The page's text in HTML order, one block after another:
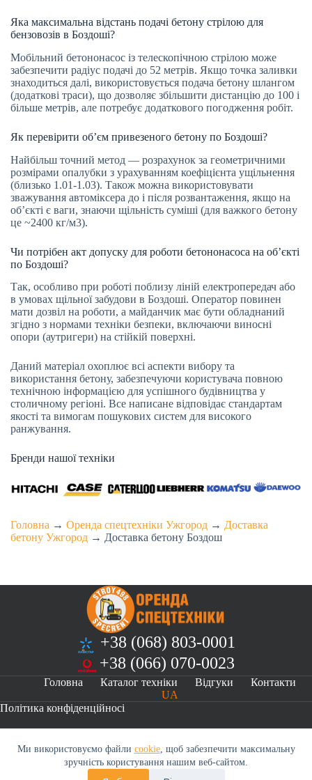
Ми використовуємо файли cookie, щоб забезпечити максимальну
зручність користування нашим веб-сайтом.
Яка максимальна відстань подачі бетону стрілою для
бензовозів в Боздоші?
Мобільний бетононасос із телескопічною стрілою може
забезпечити радіус подачі до 52 метрів. Якщо точка заливки
знаходиться далі, використовується подача бетону шлангом
(додаткові траси), що дозволяє збільшити дистанцію до 100 і
більше метрів, але потребує додаткового погодження робіт.
Як перевірити об’єм привезеного бетону по Боздоші?
Найбільш точний метод — розрахунок за геометричними
розмірами опалубки з урахуванням коефіцієнта ущільнення
(близько 1.01-1.03). Також можна використовувати
зважування автоміксера до і після розвантаження, якщо на
об’єкті є ваги, знаючи щільність суміші (для важкого бетону
це ~2400 кг/м3).
Чи потрібен акт допуску для роботи бетононасоса на об’єкті
по Боздоші?
Так, особливо при роботі поблизу ліній електропередач або
в умовах щільної забудови в Боздоші. Оператор повинен
мати дозвіл на роботи, а майданчик має бути обладнаний
згідно з нормами техніки безпеки, включаючи виносні
опори (аутригери) на стійкій поверхні.
Даний матеріал охоплює всі аспекти вибору та
використання бетону, забезпечуючи користувача повною
технічною інформацією для успішного будівництва у
столичному регіоні. Все написане відповідає стандартам
якості та вимогам пошукових систем для високого
ранжування.
Бренди нашої техніки
Головна → Оренда спецтехніки Ужгород → Доставка
бетону Ужгород → Доставка бетону Боздош
+38 (068) 803-0001
+38 (066) 070-0023
Головна Каталог техніки Відгуки
Контакти
UA
Політика конфіденційносі
Оренда спецтехніки s498.info © 2026